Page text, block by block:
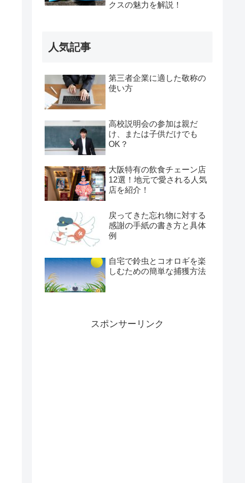
クスの魅力を解説！
人気記事
第三者企業に適した敬称の
使い方
高校説明会の参加は親だ
け、または子供だけでも
OK？
大阪特有の飲食チェーン店
12選！地元で愛される人気
店を紹介！
戻ってきた忘れ物に対する
感謝の手紙の書き方と具体
例
自宅で鈴虫とコオロギを楽
しむための簡単な捕獲方法
スポンサーリンク